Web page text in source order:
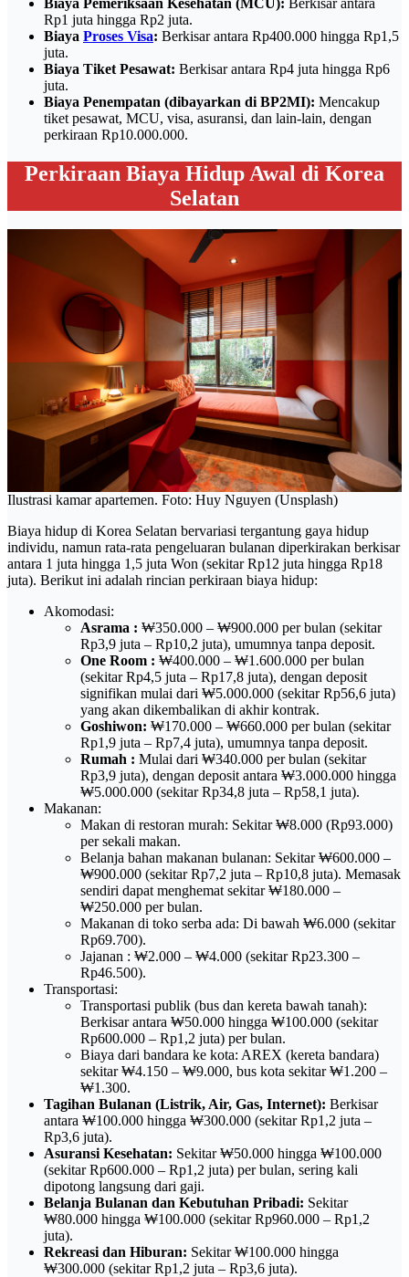
Biaya Pemeriksaan Kesehatan (MCU): Berkisar antara
Rp1 juta hingga Rp2 juta.
Biaya Proses Visa: Berkisar antara Rp400.000 hingga Rp1,5
juta.
Biaya Tiket Pesawat: Berkisar antara Rp4 juta hingga Rp6
juta.
Biaya Penempatan (dibayarkan di BP2MI): Mencakup
tiket pesawat, MCU, visa, asuransi, dan lain-lain, dengan
perkiraan Rp10.000.000.
Perkiraan Biaya Hidup Awal di Korea
Selatan
Ilustrasi kamar apartemen. Foto: Huy Nguyen (Unsplash)
Biaya hidup di Korea Selatan bervariasi tergantung gaya hidup
individu, namun rata-rata pengeluaran bulanan diperkirakan berkisar
antara 1 juta hingga 1,5 juta Won (sekitar Rp12 juta hingga Rp18
juta). Berikut ini adalah rincian perkiraan biaya hidup:
Akomodasi:
Asrama : ₩350.000 – ₩900.000 per bulan (sekitar
Rp3,9 juta – Rp10,2 juta), umumnya tanpa deposit.
One Room : ₩400.000 – ₩1.600.000 per bulan
(sekitar Rp4,5 juta – Rp17,8 juta), dengan deposit
signifikan mulai dari ₩5.000.000 (sekitar Rp56,6 juta)
yang akan dikembalikan di akhir kontrak.
Goshiwon: ₩170.000 – ₩660.000 per bulan (sekitar
Rp1,9 juta – Rp7,4 juta), umumnya tanpa deposit.
Rumah : Mulai dari ₩340.000 per bulan (sekitar
Rp3,9 juta), dengan deposit antara ₩3.000.000 hingga
₩5.000.000 (sekitar Rp34,8 juta – Rp58,1 juta).
Makanan:
Makan di restoran murah: Sekitar ₩8.000 (Rp93.000)
per sekali makan.
Belanja bahan makanan bulanan: Sekitar ₩600.000 –
₩900.000 (sekitar Rp7,2 juta – Rp10,8 juta). Memasak
sendiri dapat menghemat sekitar ₩180.000 –
₩250.000 per bulan.
Makanan di toko serba ada: Di bawah ₩6.000 (sekitar
Rp69.700).
Jajanan : ₩2.000 – ₩4.000 (sekitar Rp23.300 –
Rp46.500).
Transportasi:
Transportasi publik (bus dan kereta bawah tanah):
Berkisar antara ₩50.000 hingga ₩100.000 (sekitar
Rp600.000 – Rp1,2 juta) per bulan.
Biaya dari bandara ke kota: AREX (kereta bandara)
sekitar ₩4.150 – ₩9.000, bus kota sekitar ₩1.200 –
₩1.300.
Tagihan Bulanan (Listrik, Air, Gas, Internet): Berkisar
antara ₩100.000 hingga ₩300.000 (sekitar Rp1,2 juta –
Rp3,6 juta).
Asuransi Kesehatan: Sekitar ₩50.000 hingga ₩100.000
(sekitar Rp600.000 – Rp1,2 juta) per bulan, sering kali
dipotong langsung dari gaji.
Belanja Bulanan dan Kebutuhan Pribadi: Sekitar
₩80.000 hingga ₩100.000 (sekitar Rp960.000 – Rp1,2
juta).
Rekreasi dan Hiburan: Sekitar ₩100.000 hingga
₩300.000 (sekitar Rp1,2 juta – Rp3,6 juta).